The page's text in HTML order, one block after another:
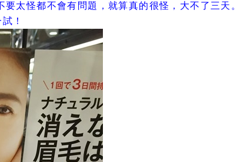
太怪都不會有問題，就算真的很怪，大不了三天。
！